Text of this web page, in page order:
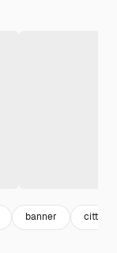
banner città